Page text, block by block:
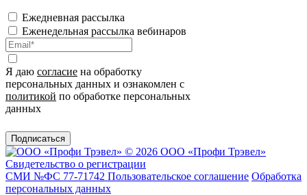
Ежедневная рассылка
Еженедельная рассылка вебинаров
Я даю согласие на обработку
персональных данных и ознакомлен с
политикой по обработке персональных
данных
Подписаться
© 2026 ООО «Профи Трэвeл»
Свидетельство о регистрации
СМИ №ФС 77-71742 Пользовательское соглашение Обработка
персональных данных